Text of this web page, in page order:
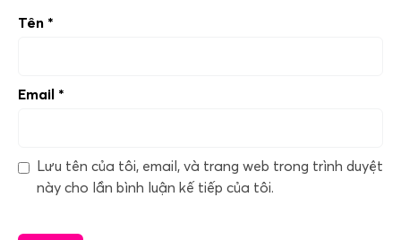
Tên *
Email *
Lưu tên của tôi, email, và trang web trong trình duyệt
này cho lần bình luận kế tiếp của tôi.